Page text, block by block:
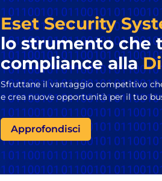
Eset Security
lo strumento che
compliance alla
Sfruttane il vantaggio competitivo
e crea nuove opportunità per il tuo
Approfondisci